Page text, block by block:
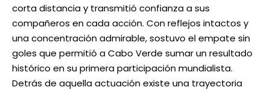
corta distancia y transmitió confianza a sus
compañeros en cada acción. Con reflejos intactos y
una concentración admirable, sostuvo el empate sin
goles que permitió a Cabo Verde sumar un resultado
histórico en su primera participación mundialista.
Detrás de aquella actuación existe una trayectoria